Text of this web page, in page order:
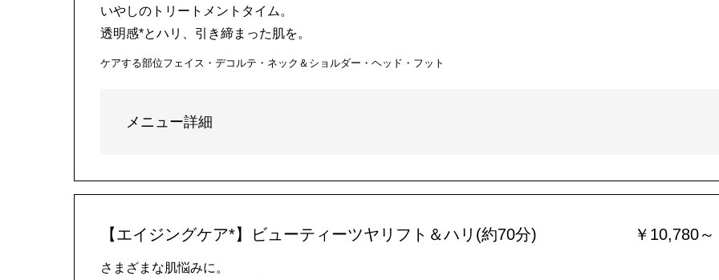
いやしのトリートメントタイム。
透明感*とハリ、引き締まった肌を。
ケアする部位フェイス・デコルテ・ネック＆ショルダー・ヘッド・フット
メニュー詳細
【エイジングケア*】ビューティーツヤリフト＆ハリ(約70分) ￥10,780～
さまざまな肌悩みに。